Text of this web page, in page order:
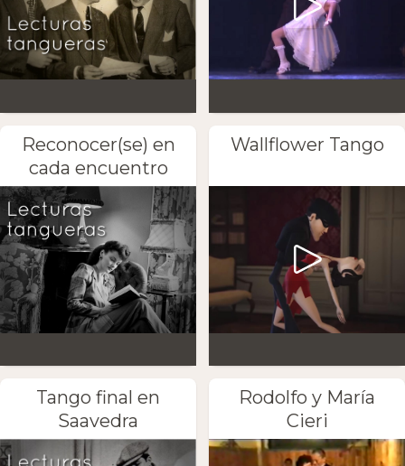
Reconocer(se) en
cada encuentro
Wallflower Tango
Tango final en
Saavedra
Rodolfo y María
Cieri